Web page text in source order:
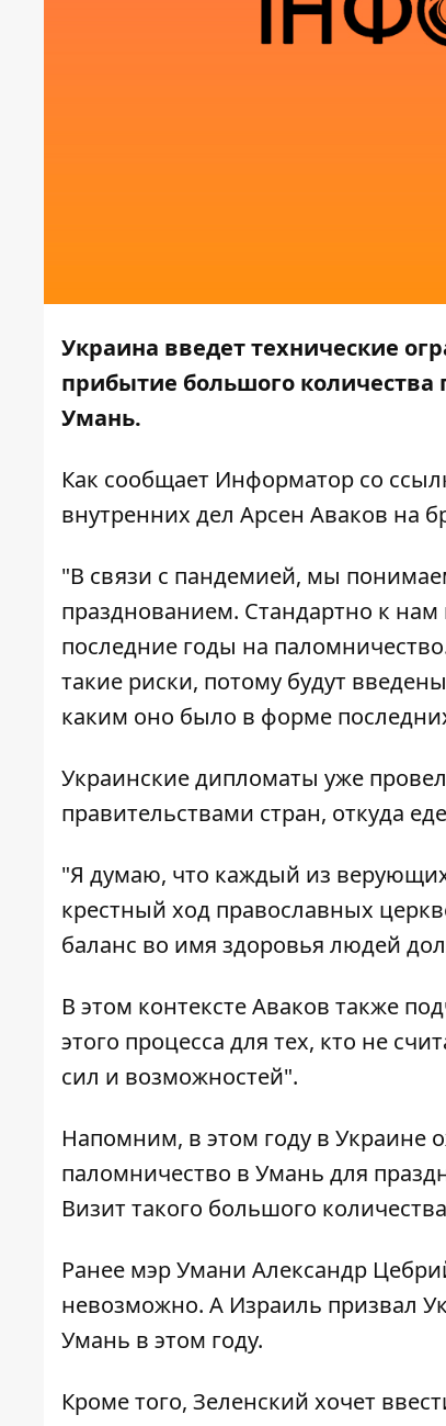
Украина введет технические
прибытие большого
Умань.
Как сообщает Информатор со
внутренних дел Арсен Аваков на
"В связи с пандемией, мы
празднованием. Стандартно к
последние годы на
такие риски, потому будут
каким оно было в форме
Украинские дипломаты уже
правительствами стран, откуда
"Я думаю, что каждый из
крестный ход православных
баланс во имя здоровья людей
В этом контексте Аваков также
этого процесса для тех, кто не
сил и возможностей".
Напомним, в этом году в Украине
паломничество в Умань для
Визит такого большого
Ранее мэр Умани Александр
невозможно. А Израиль призвал
Умань в этом году.
Кроме того, Зеленский хочет